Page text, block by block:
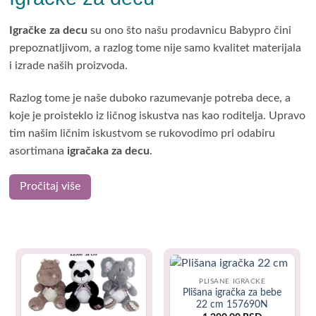
Igračke za decu su ono što našu prodavnicu Babypro čini
prepoznatljivom, a razlog tome nije samo kvalitet materijala
i izrade naših proizvoda.
Razlog tome je naše duboko razumevanje potreba dece, a
koje je proisteklo iz ličnog iskustva nas kao roditelja. Upravo
tim našim ličnim iskustvom se rukovodimo pri odabiru
asortimana igračaka za decu.
Budući da smo i sami roditelji troje dece i da smo mnoge
igračke većlično testirali
Svako od nas roditelja želi svojoj deci samo najbolje:
zdravlje, radost i svaki napredak (fizički i mentalni). Stoga,
moj odabir igračaka kada su u pitanju moja deca, uvek je bio
rukovodjen gore pomenutim dobrobitima.
Pročitaj više
PLISANE IGRACKE
Plišana igračka za bebe
22 cm 157690N